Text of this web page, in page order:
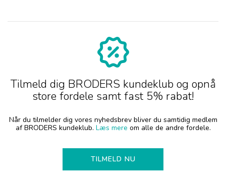
Tilmeld dig BRODERS kundeklub og opnå
store fordele samt fast 5% rabat!
Når du tilmelder dig vores nyhedsbrev bliver du samtidig medlem
af BRODERS kundeklub. Læs mere om alle de andre fordele.
TILMELD NU